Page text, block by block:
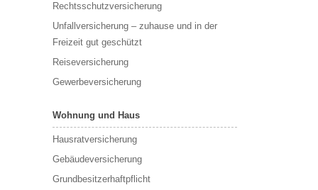
Rechtsschutzversicherung
Unfallversicherung – zuhause und in der
Freizeit gut geschützt
Reiseversicherung
Gewerbeversicherung
Wohnung und Haus
Hausratversicherung
Gebäudeversicherung
Grundbesitzerhaftpflicht